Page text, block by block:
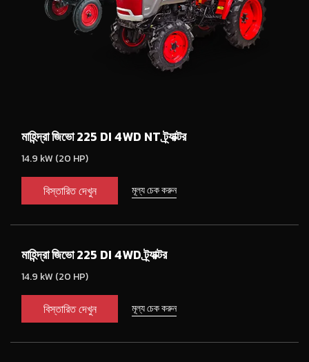
মাহিন্দ্রা জিভো 225 DI 4WD NT ট্র্যাক্টর
14.9 kW (20 HP)
বিস্তারিত দেখুন মূল্য চেক করুন
মাহিন্দ্রা জিভো 225 DI 4WD ট্র্যাক্টর
14.9 kW (20 HP)
বিস্তারিত দেখুন মূল্য চেক করুন